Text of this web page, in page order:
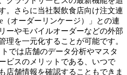
。さらに当社製飲食店向け注文連
（オーダーリンケージ）」との連
ーやモバイルオーダーなどの外部
理を一元化することが可能です。
トでは店舗のデータ分析やマスタ
ビスのメリットである、いつで
店舗情報を確認することもできま